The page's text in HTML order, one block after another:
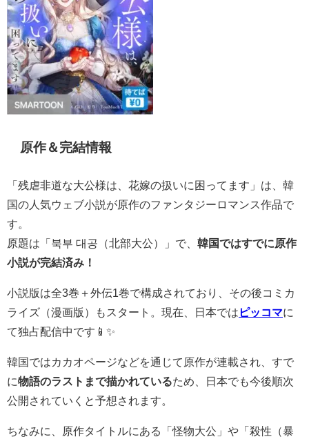
原作＆完結情報
「残虐非道な大公様は、花嫁の扱いに困ってます」は、韓
国の人気ウェブ小説が原作のファンタジーロマンス作品で
す。
原題は「북부 대공（北部大公）」で、 韓国ではすでに原作
小説が完結済み！
小説版は全3巻＋外伝1巻で構成されており、その後コミカ
ライズ（漫画版）もスタート。現在、日本では ピッコマに
て独占配信中です📱✨
韓国ではカカオページなどを通じて原作が連載され、すで
に物語のラストまで描かれているため、日本でも今後順次
公開されていくと予想されます。
ちなみに、原作タイトルにある「怪物大公」や「殺性（暴